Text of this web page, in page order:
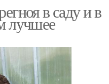
в саду и в
лучшее